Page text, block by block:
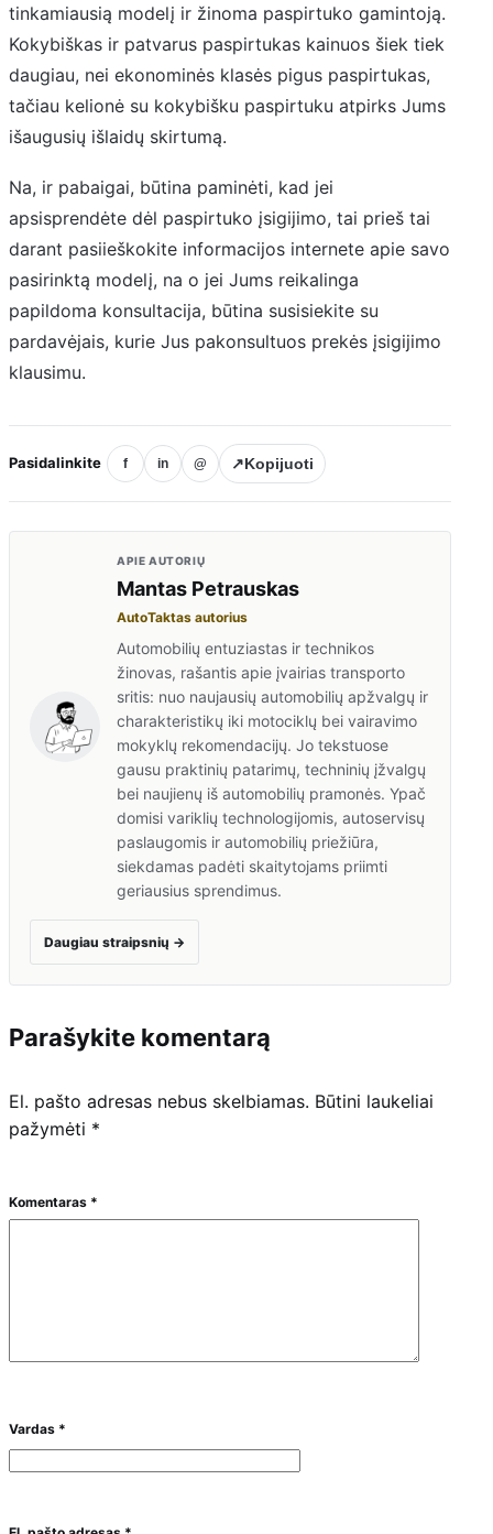
tinkamiausią modelį ir žinoma paspirtuko gamintoją.
Kokybiškas ir patvarus paspirtukas kainuos šiek tiek
daugiau, nei ekonominės klasės pigus paspirtukas,
tačiau kelionė su kokybišku paspirtuku atpirks Jums
išaugusių išlaidų skirtumą.
Na, ir pabaigai, būtina paminėti, kad jei
apsisprendėte dėl paspirtuko įsigijimo, tai prieš tai
darant pasiieškokite informacijos internete apie savo
pasirinktą modelį, na o jei Jums reikalinga
papildoma konsultacija, būtina susisiekite su
pardavėjais, kurie Jus pakonsultuos prekės įsigijimo
klausimu.
Pasidalinkite f in @ ↗Kopijuoti
APIE AUTORIŲ
Mantas Petrauskas
AutoTaktas autorius
Automobilių entuziastas ir technikos
žinovas, rašantis apie įvairias transporto
sritis: nuo naujausių automobilių apžvalgų ir
charakteristikų iki motociklų bei vairavimo
mokyklų rekomendacijų. Jo tekstuose
gausu praktinių patarimų, techninių įžvalgų
bei naujienų iš automobilių pramonės. Ypač
domisi variklių technologijomis, autoservisų
paslaugomis ir automobilių priežiūra,
siekdamas padėti skaitytojams priimti
geriausius sprendimus.
Daugiau straipsnių →
Parašykite komentarą
El. pašto adresas nebus skelbiamas. Būtini laukeliai
pažymėti *
Komentaras *
Vardas *